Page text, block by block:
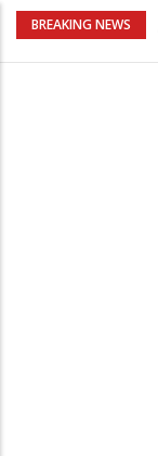
BREAKING NEWS